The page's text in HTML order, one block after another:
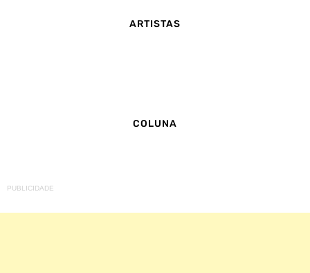
ARTISTAS
COLUNA
PUBLICIDADE